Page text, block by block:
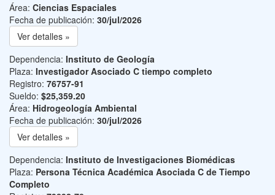
Área: Ciencias Espaciales
Fecha de publicación: 30/jul/2026
Ver detalles »
Dependencia: Instituto de Geología
Plaza: Investigador Asociado C tiempo completo
Registro: 76757-91
Sueldo: $25,359.20
Área: Hidrogeología Ambiental
Fecha de publicación: 30/jul/2026
Ver detalles »
Dependencia: Instituto de Investigaciones Biomédicas
Plaza: Persona Técnica Académica Asociada C de Tiempo
Completo